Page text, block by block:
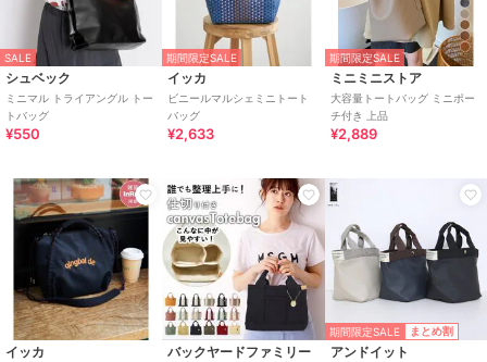
SALE
シュベック
ミニマル トライアングル トー
トバッグ
¥550
期間限定SALE
イッカ
ビニールマルシェミニトート
バッグ
¥2,633
期間限定SALE
ミニミニストア
大容量トートバッグ ミニポー
チ付き 上品
¥2,889
イッカ バックヤードファミリー
期間限定SALE まとめ割
アンドイット